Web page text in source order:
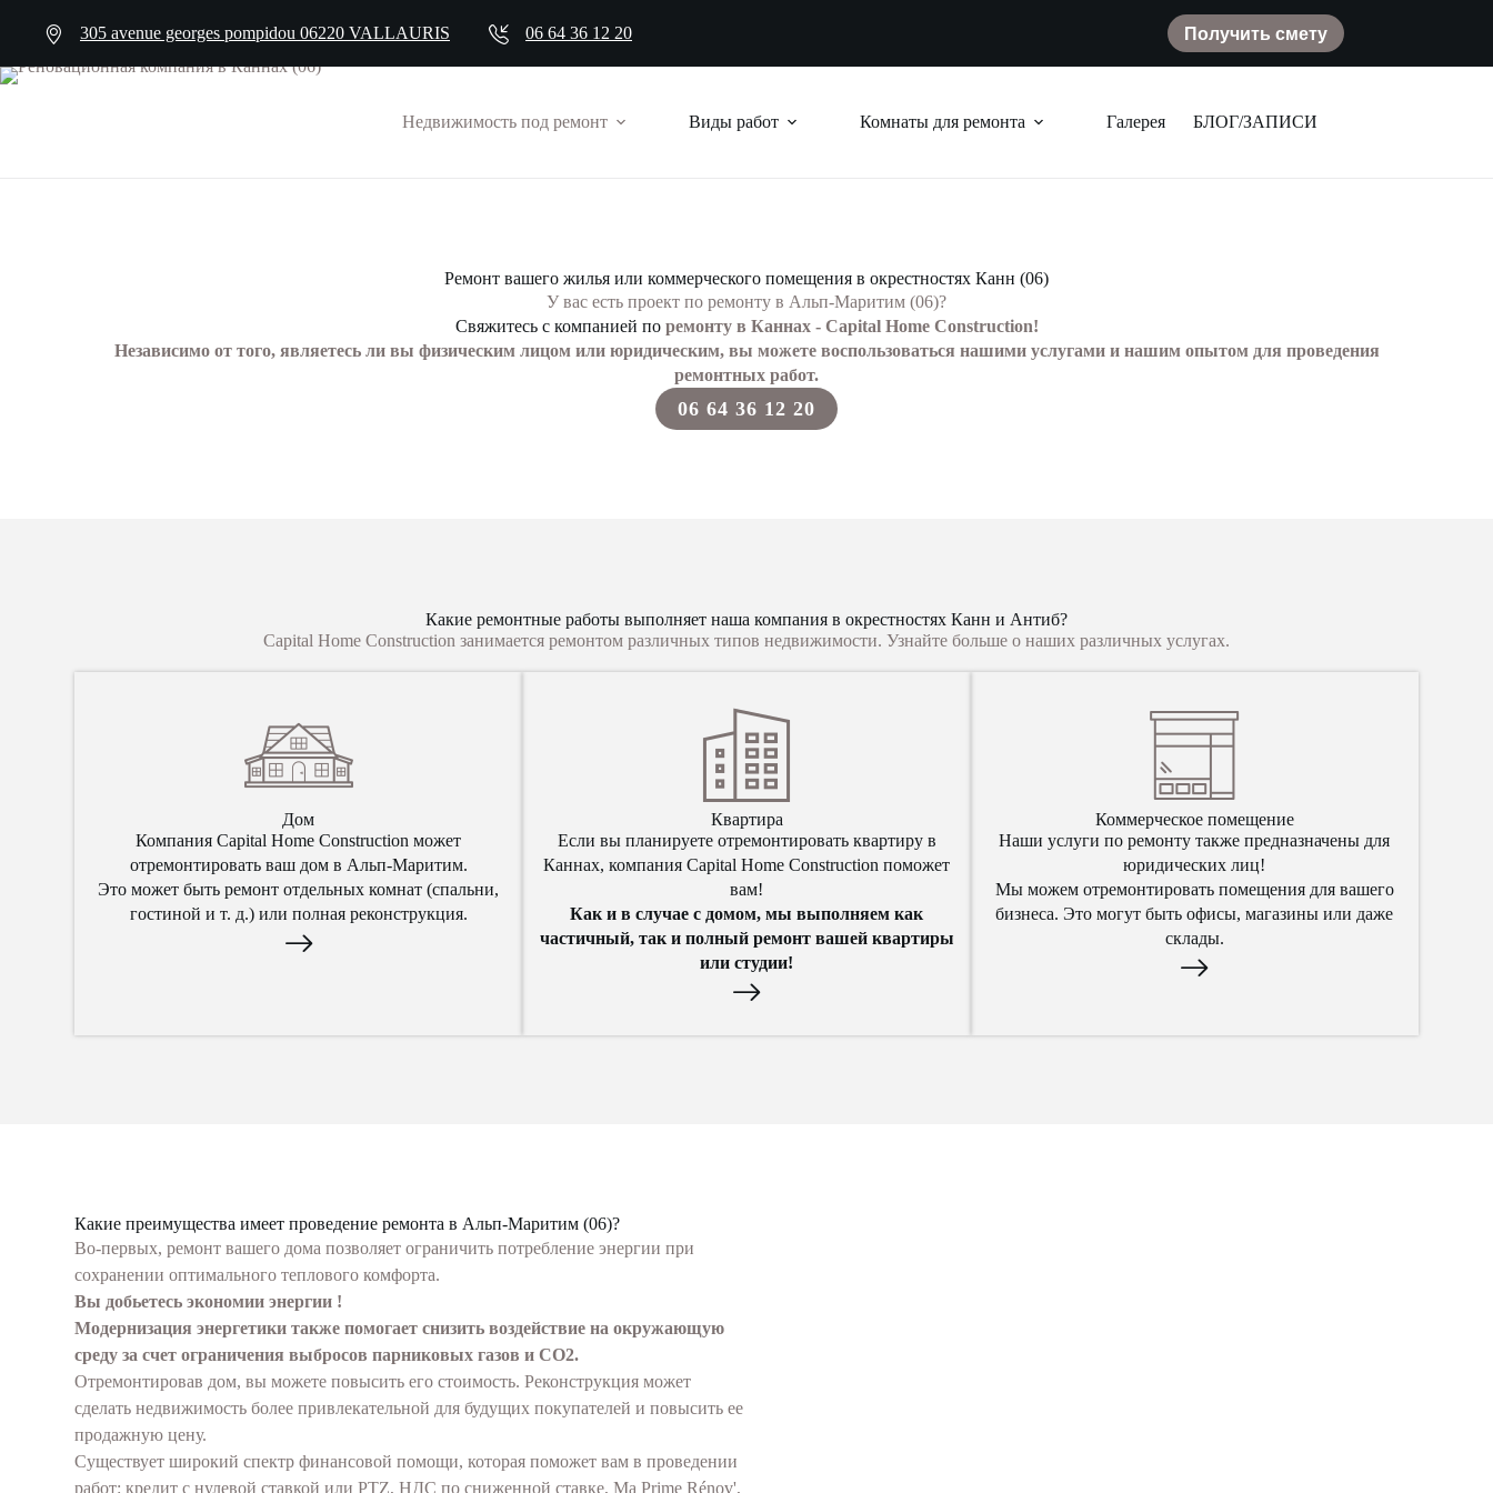
305 avenue georges pompidou 06220 VALLAURIS 06 64 36 12 20 Получить смету
Недвижимость под ремонт Виды работ Комнаты для ремонта Галерея БЛОГ/ЗАПИСИ
Ремонт вашего жилья или коммерческого помещения в окрестностях Канн (06)
У вас есть проект по ремонту в Альп-Маритим (06)?
Свяжитесь с компанией по ремонту в Каннах - Capital Home Construction!
Независимо от того, являетесь ли вы физическим лицом или юридическим, вы можете воспользоваться нашими услугами и нашим опытом для проведения
ремонтных работ.
06 64 36 12 20
Какие ремонтные работы выполняет наша компания в окрестностях Канн и Антиб?
Capital Home Construction занимается ремонтом различных типов недвижимости. Узнайте больше о наших различных услугах.
Дом
Компания Capital Home Construction может
отремонтировать ваш дом в Альп-Маритим.
Это может быть ремонт отдельных комнат (спальни,
гостиной и т. д.) или полная реконструкция.
Квартира
Если вы планируете отремонтировать квартиру в
Каннах, компания Capital Home Construction поможет
вам!
Как и в случае с домом, мы выполняем как
частичный, так и полный ремонт вашей квартиры
или студии!
Коммерческое помещение
Наши услуги по ремонту также предназначены для
юридических лиц!
Мы можем отремонтировать помещения для вашего
бизнеса. Это могут быть офисы, магазины или даже
склады.
Какие преимущества имеет проведение ремонта в Альп-Маритим (06)?
Во-первых, ремонт вашего дома позволяет ограничить потребление энергии при
сохранении оптимального теплового комфорта.
Вы добьетесь экономии энергии !
Модернизация энергетики также помогает снизить воздействие на окружающую
среду за счет ограничения выбросов парниковых газов и CO2.
Отремонтировав дом, вы можете повысить его стоимость. Реконструкция может
сделать недвижимость более привлекательной для будущих покупателей и повысить ее
продажную цену.
Существует широкий спектр финансовой помощи, которая поможет вам в проведении
работ: кредит с нулевой ставкой или PTZ, НДС по сниженной ставке, Ma Prime Rénov',